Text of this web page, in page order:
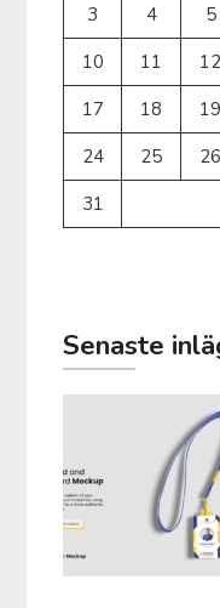
3
4 5
10
11 12
17
18 19
24
25 26
31
Senaste